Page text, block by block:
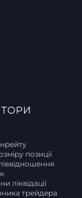
позиції
ліквідації
трейдера